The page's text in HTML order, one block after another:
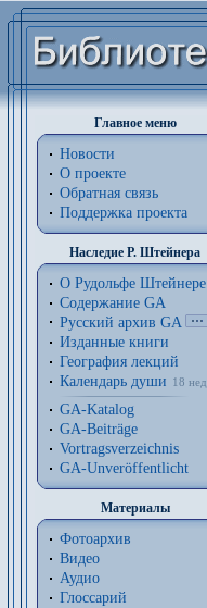
Главное меню
Новости
О проекте
Обратная связь
Поддержка проекта
Наследие Р. Штейнера
О Рудольфе Штейнере
Содержание GA
Русский архив GA
Изданные книги
География лекций
Календарь души
18 нед.
GA-Katalog
GA-Beiträge
Vortragsverzeichnis
GA-Unveröffentlicht
Материалы
Фотоархив
Видео
Аудио
Глоссарий